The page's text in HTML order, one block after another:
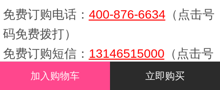
免费订购电话： 400-876-6634（点击号
码免费拨打）
免费订购短信： 13146515000 （点击号
码发送短信）
加入购物车 立即购买